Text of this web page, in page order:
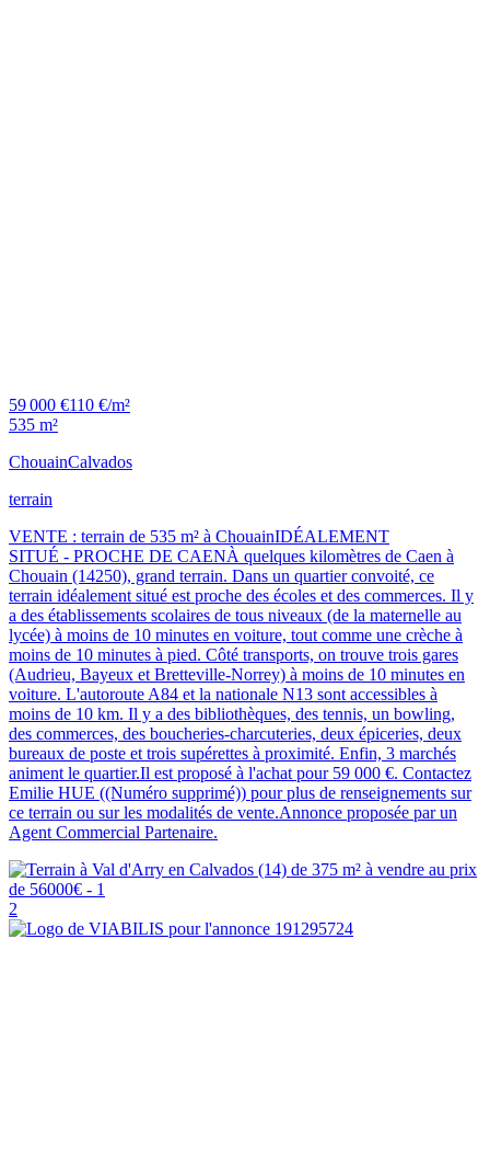
59 000 €110 €/m²
535 m²
ChouainCalvados
terrain
VENTE : terrain de 535 m² à ChouainIDÉALEMENT
SITUÉ - PROCHE DE CAENÀ quelques kilomètres de Caen à
Chouain (14250), grand terrain. Dans un quartier convoité, ce
terrain idéalement situé est proche des écoles et des commerces. Il y
a des établissements scolaires de tous niveaux (de la maternelle au
lycée) à moins de 10 minutes en voiture, tout comme une crèche à
moins de 10 minutes à pied. Côté transports, on trouve trois gares
(Audrieu, Bayeux et Bretteville-Norrey) à moins de 10 minutes en
voiture. L'autoroute A84 et la nationale N13 sont accessibles à
moins de 10 km. Il y a des bibliothèques, des tennis, un bowling,
des commerces, des boucheries-charcuteries, deux épiceries, deux
bureaux de poste et trois supérettes à proximité. Enfin, 3 marchés
animent le quartier.Il est proposé à l'achat pour 59 000 €. Contactez
Emilie HUE ((Numéro supprimé)) pour plus de renseignements sur
ce terrain ou sur les modalités de vente.Annonce proposée par un
Agent Commercial Partenaire.
2